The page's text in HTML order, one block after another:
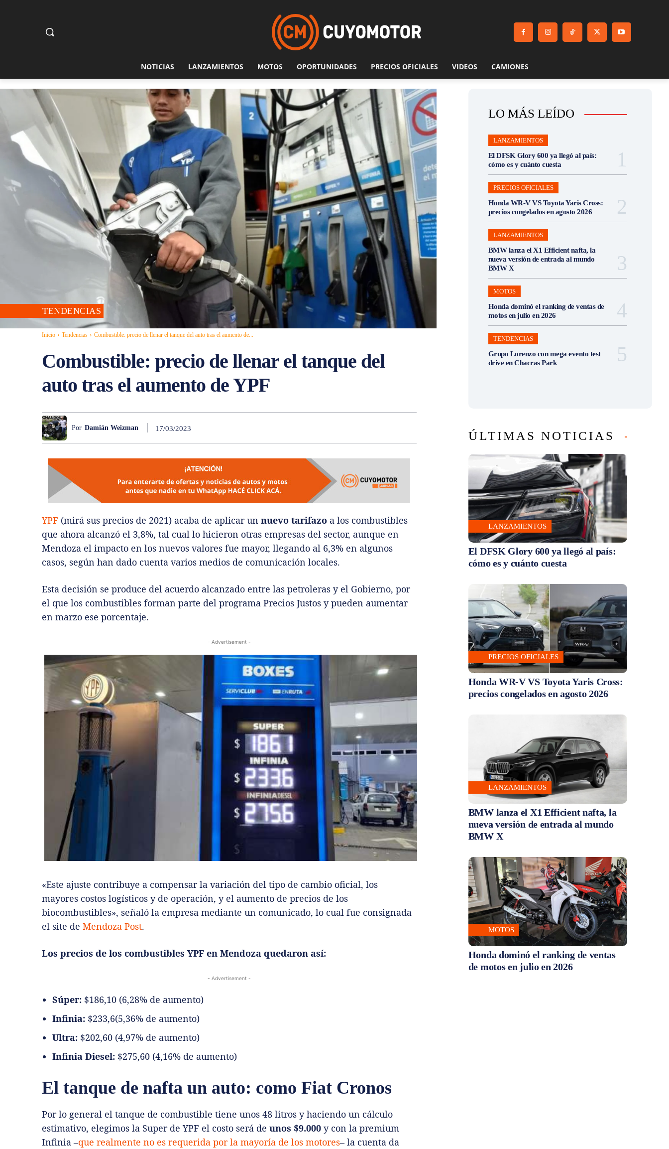
NOTICIAS LANZAMIENTOS MOTOS OPORTUNIDADES PRECIOS OFICIALES VIDEOS CAMIONES
TENDENCIAS
Inicio Tendencias Combustible: precio de llenar el tanque del auto tras el aumento de...
Combustible: precio de llenar el tanque del
auto tras el aumento de YPF
Por Damián Weizman 17/03/2023
YPF (mirá sus precios de 2021) acaba de aplicar un nuevo tarifazo a los combustibles
que ahora alcanzó el 3,8%, tal cual lo hicieron otras empresas del sector, aunque en
Mendoza el impacto en los nuevos valores fue mayor, llegando al 6,3% en algunos
casos, según han dado cuenta varios medios de comunicación locales.
Esta decisión se produce del acuerdo alcanzado entre las petroleras y el Gobierno, por
el que los combustibles forman parte del programa Precios Justos y pueden aumentar
en marzo ese porcentaje.
- Advertisement -
«Este ajuste contribuye a compensar la variación del tipo de cambio oficial, los
mayores costos logísticos y de operación, y el aumento de precios de los
biocombustibles», señaló la empresa mediante un comunicado, lo cual fue consignada
el site de Mendoza Post.
Los precios de los combustibles YPF en Mendoza quedaron así:
- Advertisement -
Súper: $186,10 (6,28% de aumento)
Infinia: $233,6(5,36% de aumento)
Ultra: $202,60 (4,97% de aumento)
Infinia Diesel: $275,60 (4,16% de aumento)
El tanque de nafta un auto: como Fiat Cronos
Por lo general el tanque de combustible tiene unos 48 litros y haciendo un cálculo
estimativo, elegimos la Super de YPF el costo será de unos $9.000 y con la premium
Infinia –que realmente no es requerida por la mayoría de los motores– la cuenta da
LO MÁS LEÍDO
LANZAMIENTOS
El DFSK Glory 600 ya llegó al país:
cómo es y cuánto cuesta
PRECIOS OFICIALES
Honda WR-V VS Toyota Yaris Cross:
precios congelados en agosto 2026
LANZAMIENTOS
BMW lanza el X1 Efficient nafta, la
nueva versión de entrada al mundo
BMW X
MOTOS
Honda dominó el ranking de ventas de
motos en julio en 2026
TENDENCIAS
Grupo Lorenzo con mega evento test
drive en Chacras Park
ÚLTIMAS NOTICIAS
LANZAMIENTOS
El DFSK Glory 600 ya llegó al país:
cómo es y cuánto cuesta
PRECIOS OFICIALES
Honda WR-V VS Toyota Yaris Cross:
precios congelados en agosto 2026
LANZAMIENTOS
BMW lanza el X1 Efficient nafta, la
nueva versión de entrada al mundo
BMW X
MOTOS
Honda dominó el ranking de ventas
de motos en julio en 2026